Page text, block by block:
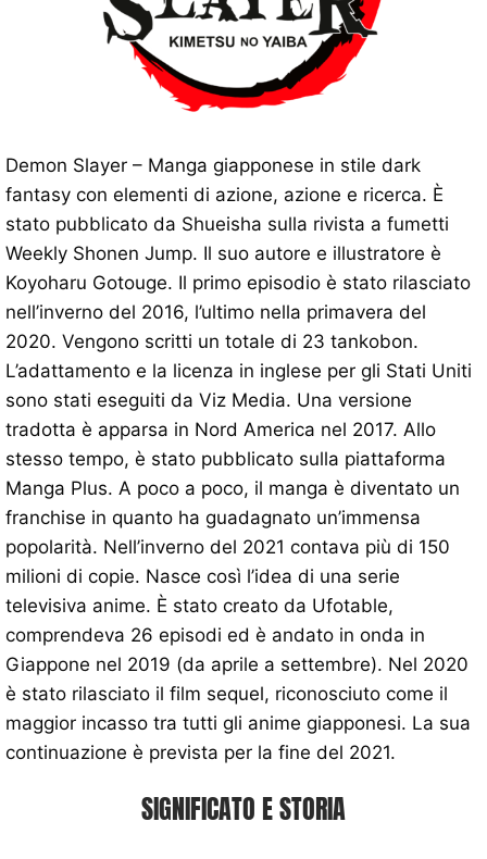
Demon Slayer – Manga giapponese in stile dark
fantasy con elementi di azione, azione e ricerca. È
stato pubblicato da Shueisha sulla rivista a fumetti
Weekly Shonen Jump. Il suo autore e illustratore è
Koyoharu Gotouge. Il primo episodio è stato rilasciato
nell’inverno del 2016, l’ultimo nella primavera del
2020. Vengono scritti un totale di 23 tankobon.
L’adattamento e la licenza in inglese per gli Stati Uniti
sono stati eseguiti da Viz Media. Una versione
tradotta è apparsa in Nord America nel 2017. Allo
stesso tempo, è stato pubblicato sulla piattaforma
Manga Plus. A poco a poco, il manga è diventato un
franchise in quanto ha guadagnato un’immensa
popolarità. Nell’inverno del 2021 contava più di 150
milioni di copie. Nasce così l’idea di una serie
televisiva anime. È stato creato da Ufotable,
comprendeva 26 episodi ed è andato in onda in
Giappone nel 2019 (da aprile a settembre). Nel 2020
è stato rilasciato il film sequel, riconosciuto come il
maggior incasso tra tutti gli anime giapponesi. La sua
continuazione è prevista per la fine del 2021.
SIGNIFICATO E STORIA